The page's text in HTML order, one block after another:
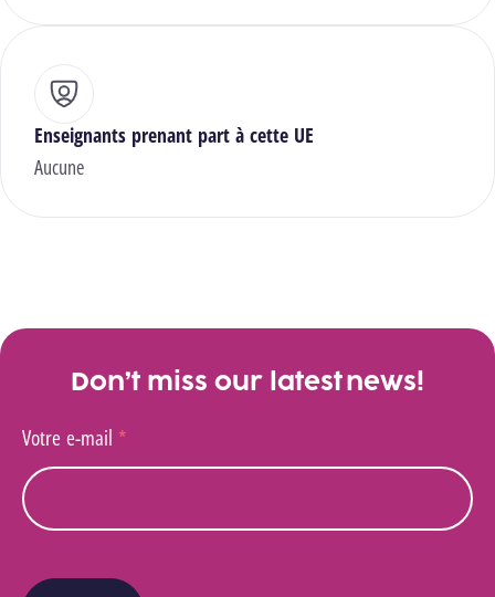
Enseignants prenant part à cette UE
Aucune
Don’t miss our latest news!
Votre e-mail *